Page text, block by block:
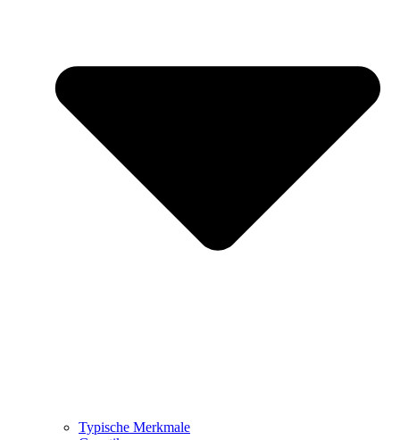
Typische Merkmale